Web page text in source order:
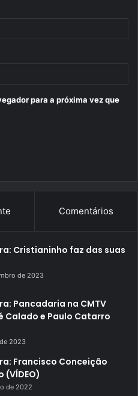
para a próxima vez que
Comentários
Cristianinho faz das suas
de 2023
Pancadaria na CMTV
Calado e Paulo Catarro
2023
Francisco Conceição
(VÍDEO)
de 2022